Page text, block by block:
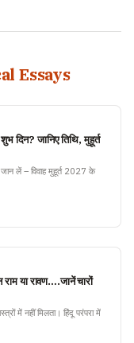
Essays
दिन? जानिए तिथि, मुहूर्त
लें – विवाह मुहूर्त 2027 के
या रावण….जानें चारों
में नहीं मिलता। हिंदू परंपरा में